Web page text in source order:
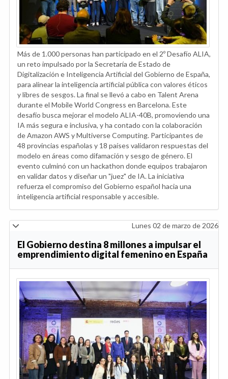
Más de 1.000 personas han participado en el 2º Desafío ALIA,
un reto impulsado por la Secretaría de Estado de
Digitalización e Inteligencia Artificial del Gobierno de España,
para alinear la inteligencia artificial pública con valores éticos
y libres de sesgos. La final se llevó a cabo en Talent Arena
durante el Mobile World Congress en Barcelona. Este
desafío busca mejorar el modelo ALIA-40B, promoviendo una
IA más segura e inclusiva, y ha contado con la colaboración
de Amazon AWS y Multiverse Computing. Participantes de
48 provincias españolas y 18 países validaron respuestas del
modelo en áreas como difamación y sesgo de género. El
evento culminó con un hackathon donde equipos trabajaron
en validar datos y diseñar un "juez" de IA. La iniciativa
refuerza el compromiso del Gobierno español hacia una
inteligencia artificial responsable y accesible.
Lunes 02 de marzo de 2026
El Gobierno destina 8 millones a impulsar el
emprendimiento digital femenino en España